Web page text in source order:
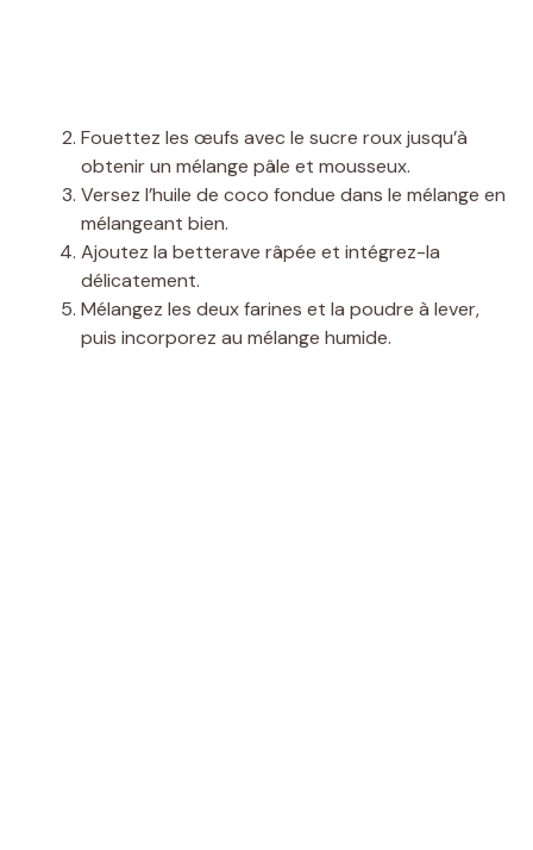
Fouettez les œufs avec le sucre roux jusqu’à
obtenir un mélange pâle et mousseux.
Versez l’huile de coco fondue dans le mélange en
mélangeant bien.
Ajoutez la betterave râpée et intégrez-la
délicatement.
Mélangez les deux farines et la poudre à lever,
puis incorporez au mélange humide.